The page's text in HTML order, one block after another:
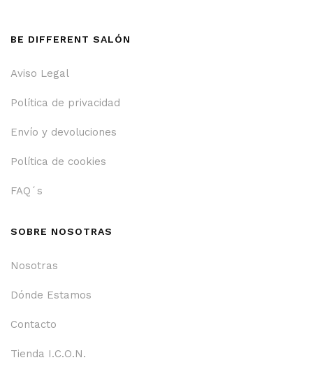
BE DIFFERENT SALÓN
Aviso Legal
Política de privacidad
Envío y devoluciones
Política de cookies
FAQ´s
SOBRE NOSOTRAS
Nosotras
Dónde Estamos
Contacto
Tienda I.C.O.N.